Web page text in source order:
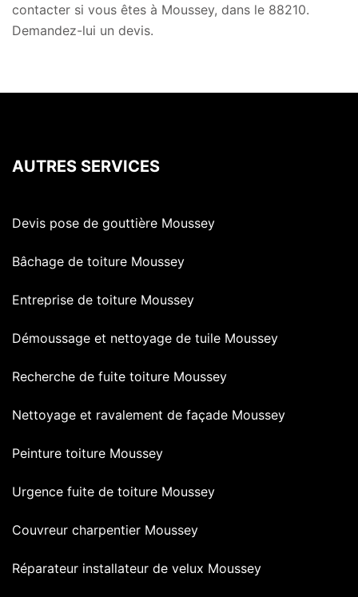
contacter si vous êtes à Moussey, dans le 88210.
Demandez-lui un devis.
AUTRES SERVICES
Devis pose de gouttière Moussey
Bâchage de toiture Moussey
Entreprise de toiture Moussey
Démoussage et nettoyage de tuile Moussey
Recherche de fuite toiture Moussey
Nettoyage et ravalement de façade Moussey
Peinture toiture Moussey
Urgence fuite de toiture Moussey
Couvreur charpentier Moussey
Réparateur installateur de velux Moussey